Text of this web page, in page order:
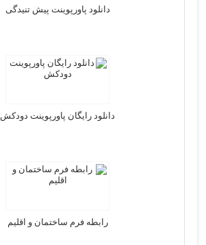
دانلود پاورپوینت پیش تنیدگی
دانلود رایگان پاورپوینت دودکش
رابطه فرم ساختمان و اقليم